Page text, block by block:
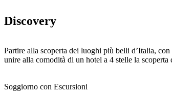
al
contenuto
Discovery
Partire alla scoperta dei luoghi più belli d’Italia,
unire alla comodità di un hotel a 4 stelle la
Soggiorno con Escursioni